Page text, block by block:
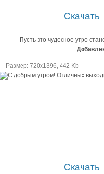
Скачать
Пусть это чудесное утро
Размер: 720х1396, 442 Kb
Скачать